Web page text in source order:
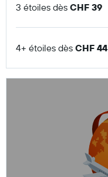
3 étoiles dès CHF 39
4+ étoiles dès CHF 44